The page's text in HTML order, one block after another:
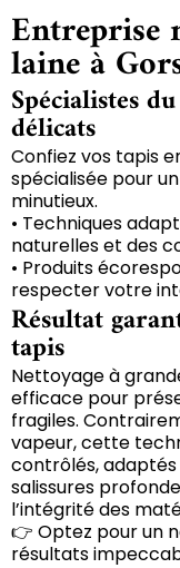
Entreprise
laine à
Spécialistes
délicats
Confiez vos tapis
spécialisée pour
minutieux.
• Techniques
naturelles et des
• Produits
respecter votre
Résultat
tapis
Nettoyage à
efficace pour
fragiles.
vapeur, cette
contrôlés, adaptés
salissures
l’intégrité des
👉 Optez pour un
résultats